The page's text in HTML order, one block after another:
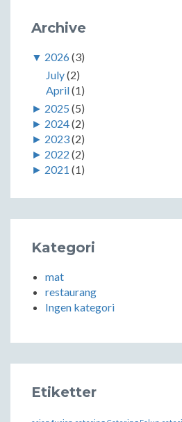
Archive
▼ 2026(3)
July(2)
April(1)
► 2025 (5)
► 2024(2)
► 2023(2)
► 2022 (2)
► 2021 (1)
Kategori
mat
restaurang
Ingen kategori
Etiketter